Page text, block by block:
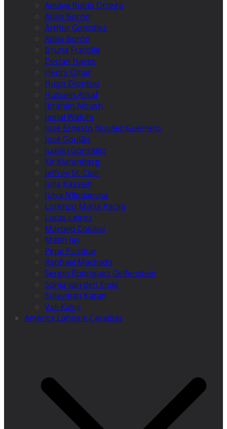
Amaya Rubio Ortega
Atilio Borón
Arthur González
Atilio Borón
Bruna Fracolla
Declan Hayes
Henry Omar
Hugo Dionísio
Hussein Assaf
Ibrahim Aloush
Jamal Wakim
José Ernesto Nováez Guerrero
José Goulão
Juanlu González
Kit Klarenberg
Jeffrey St. Clair
Julia Kassem
Julya Nikolaevna
Lorenzo Maria Pacini
Lucas Leiroz
Marcelo Colussi
Matin Jay
Pepe Escobar
Raphael Machado
Sergio Rodríguez Gelfenstein
Sonja van den Ende
Suleyman Karan
Vali Kaleji
América Latina e Caraíbas